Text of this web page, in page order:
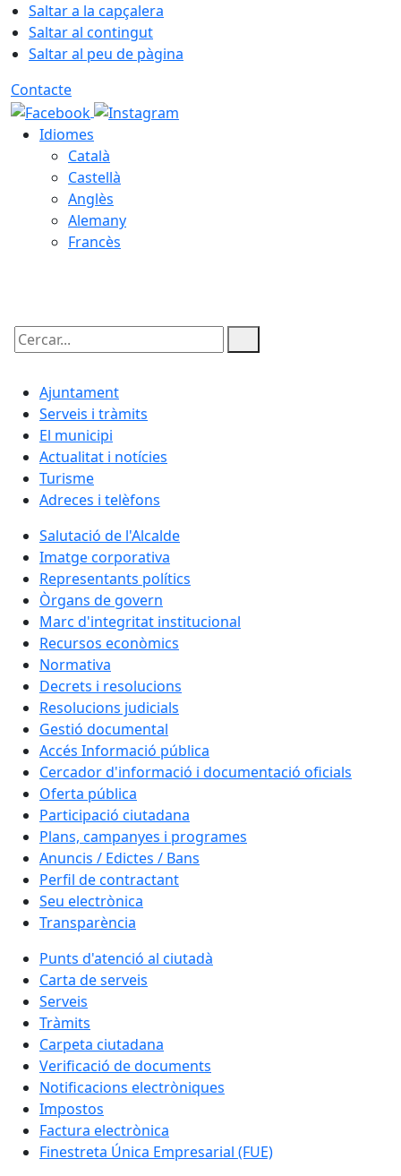
Saltar a la capçalera
Saltar al contingut
Saltar al peu de pàgina
Contacte
Idiomes
Català
Castellà
Anglès
Alemany
Francès
Cercar:
Ajuntament
Serveis i tràmits
El municipi
Actualitat i notícies
Turisme
Adreces i telèfons
Salutació de l'Alcalde
Imatge corporativa
Representants polítics
Òrgans de govern
Marc d'integritat institucional
Recursos econòmics
Normativa
Decrets i resolucions
Resolucions judicials
Gestió documental
Accés Informació pública
Cercador d'informació i documentació oficials
Oferta pública
Participació ciutadana
Plans, campanyes i programes
Anuncis / Edictes / Bans
Perfil de contractant
Seu electrònica
Transparència
Punts d'atenció al ciutadà
Carta de serveis
Serveis
Tràmits
Carpeta ciutadana
Verificació de documents
Notificacions electròniques
Impostos
Factura electrònica
Finestreta Única Empresarial (FUE)